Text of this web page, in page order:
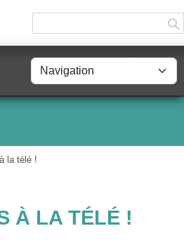
la télé !
À LA TÉLÉ !